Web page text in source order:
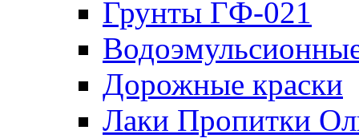
Грунты ГФ-021
Дорожные краски
Лаки Пропитки